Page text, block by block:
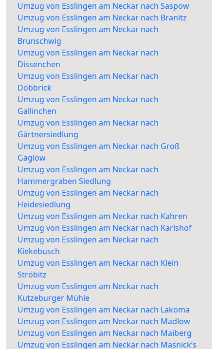
Umzug von Esslingen am Neckar nach Saspow
Umzug von Esslingen am Neckar nach Branitz
Umzug von Esslingen am Neckar nach
Brunschwig
Umzug von Esslingen am Neckar nach
Dissenchen
Umzug von Esslingen am Neckar nach
Döbbrick
Umzug von Esslingen am Neckar nach
Gallinchen
Umzug von Esslingen am Neckar nach
Gärtnersiedlung
Umzug von Esslingen am Neckar nach Groß
Gaglow
Umzug von Esslingen am Neckar nach
Hammergraben Siedlung
Umzug von Esslingen am Neckar nach
Heidesiedlung
Umzug von Esslingen am Neckar nach Kahren
Umzug von Esslingen am Neckar nach Karlshof
Umzug von Esslingen am Neckar nach
Kiekebusch
Umzug von Esslingen am Neckar nach Klein
Ströbitz
Umzug von Esslingen am Neckar nach
Kutzeburger Mühle
Umzug von Esslingen am Neckar nach Lakoma
Umzug von Esslingen am Neckar nach Madlow
Umzug von Esslingen am Neckar nach Maiberg
Umzug von Esslingen am Neckar nach Masnick’s